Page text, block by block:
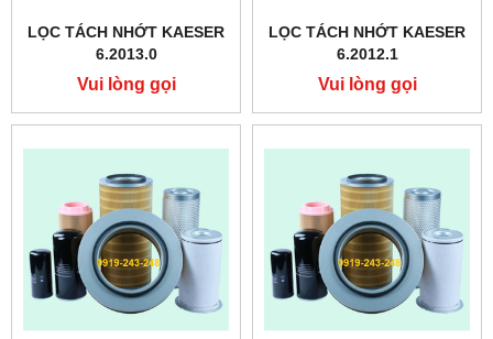
LỌC TÁCH NHỚT KAESER
6.2013.0
Vui lòng gọi
LỌC TÁCH NHỚT KAESER
6.2012.1
Vui lòng gọi